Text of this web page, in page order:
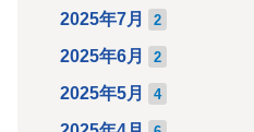
2025年7月 2
2025年6月 2
2025年5月 4